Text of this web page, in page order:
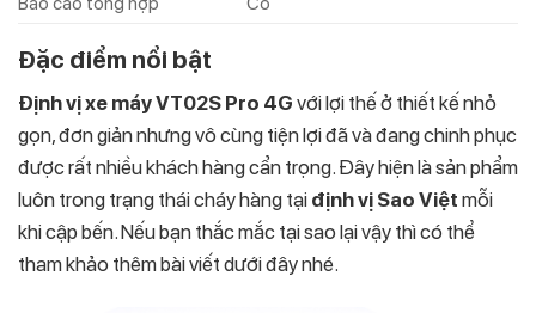
Đặc điểm nổi bật
Định vị xe máy VT02S Pro 4G với lợi thế ở thiết kế nhỏ
gọn, đơn giản nhưng vô cùng tiện lợi đã và đang chinh phục
được rất nhiều khách hàng cẩn trọng. Đây hiện là sản phẩm
luôn trong trạng thái cháy hàng tại định vị Sao Việt mỗi
khi cập bến. Nếu bạn thắc mắc tại sao lại vậy thì có thể
tham khảo thêm bài viết dưới đây nhé.